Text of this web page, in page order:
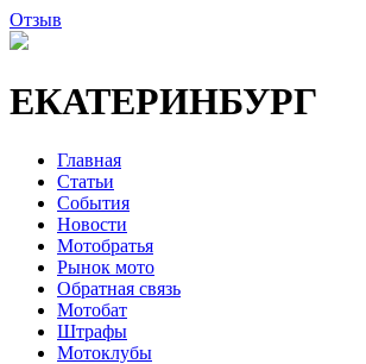
Отзыв
ЕКАТЕРИНБУРГ
Главная
Статьи
События
Новости
Мотобратья
Рынок мото
Обратная связь
Мотобат
Штрафы
Мотоклубы